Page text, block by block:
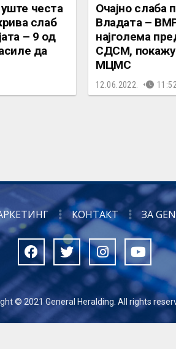
честа
слаб
– 9 од
да
Очајно слаба
Владата –
најголема
СДСМ,
МЦМС
12.06.2022. 11:52
КОНТАКТ ЗА
© 2021 General Heralding. All rights